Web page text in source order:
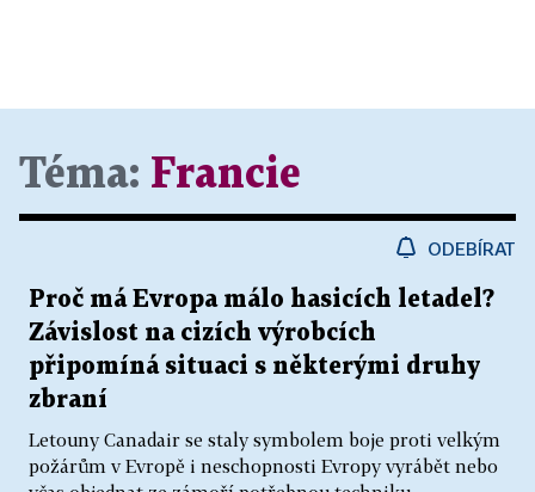
Téma: Francie
ODEBÍRAT
Proč má Evropa málo hasicích letadel?
Závislost na cizích výrobcích
připomíná situaci s některými druhy
zbraní
Letouny Canadair se staly symbolem boje proti velkým
požárům v Evropě i neschopnosti Evropy vyrábět nebo